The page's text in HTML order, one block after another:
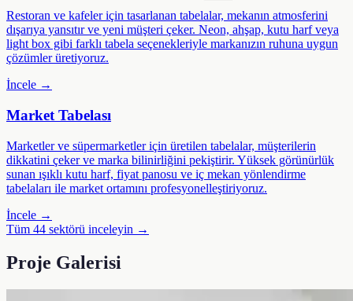
Restoran ve kafeler için tasarlanan tabelalar, mekanın atmosferini
dışarıya yansıtır ve yeni müşteri çeker. Neon, ahşap, kutu harf veya
light box gibi farklı tabela seçenekleriyle markanızın ruhuna uygun
çözümler üretiyoruz.
İncele →
Market Tabelası
Marketler ve süpermarketler için üretilen tabelalar, müşterilerin
dikkatini çeker ve marka bilinirliğini pekiştirir. Yüksek görünürlük
sunan ışıklı kutu harf, fiyat panosu ve iç mekan yönlendirme
tabelaları ile market ortamını profesyonelleştiriyoruz.
İncele →
Tüm 44 sektörü inceleyin →
Proje Galerisi